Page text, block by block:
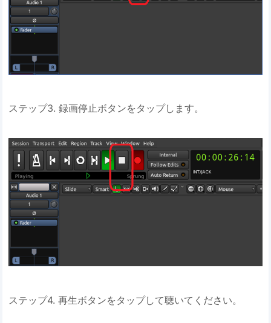
ステップ3. 録画停止ボタンをタップします。
ステップ4. 再生ボタンをタップして聴いてください。